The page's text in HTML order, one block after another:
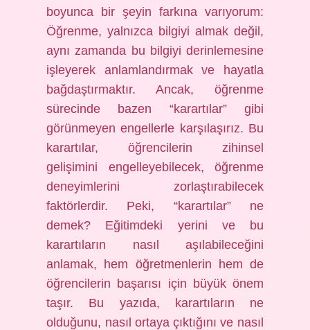
boyunca bir şeyin farkına varıyorum:
Öğrenme, yalnızca bilgiyi almak değil,
aynı zamanda bu bilgiyi derinlemesine
işleyerek anlamlandırmak ve hayatla
bağdaştırmaktır. Ancak, öğrenme
sürecinde bazen “karartılar” gibi
görünmeyen engellerle karşılaşırız. Bu
karartılar, öğrencilerin zihinsel
gelişimini engelleyebilecek, öğrenme
deneyimlerini zorlaştırabilecek
faktörlerdir. Peki, “karartılar” ne
demek? Eğitimdeki yerini ve bu
karartıların nasıl aşılabileceğini
anlamak, hem öğretmenlerin hem de
öğrencilerin başarısı için büyük önem
taşır. Bu yazıda, karartıların ne
olduğunu, nasıl ortaya çıktığını ve nasıl